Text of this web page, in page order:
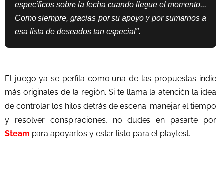
específicos sobre la fecha cuando llegue el momento...
Como siempre, gracias por su apoyo y por sumarnos a
esa lista de deseados tan especial".
El juego ya se perfila como una de las propuestas indie
más originales de la región. Si te llama la atención la idea
de controlar los hilos detrás de escena, manejar el tiempo
y resolver conspiraciones, no dudes en pasarte por
Steam para apoyarlos y estar listo para el playtest.